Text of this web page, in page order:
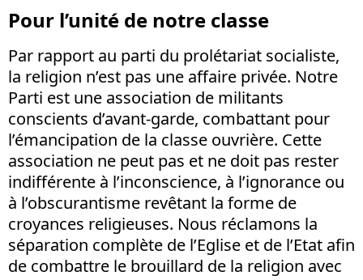
Pour l’unité de notre classe
Par rapport au parti du prolétariat socialiste,
la religion n’est pas une affaire privée. Notre
Parti est une association de militants
conscients d’avant-garde, combattant pour
l’émancipation de la classe ouvrière. Cette
association ne peut pas et ne doit pas rester
indifférente à l’inconscience, à l’ignorance ou
à l’obscurantisme revêtant la forme de
croyances religieuses. Nous réclamons la
séparation complète de l’Eglise et de l’Etat afin
de combattre le brouillard de la religion avec